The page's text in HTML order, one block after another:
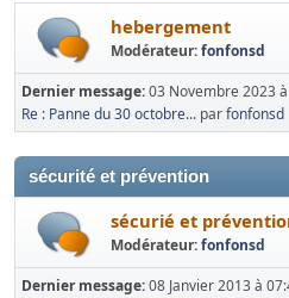
hebergement
Modérateur:fonfonsd
Dernier message:03 Novembre 2023
Re : Panne du 30 octobre... parfonfonsd
sécurité et prévention
sécurié et
Modérateur:fonfonsd
Dernier message:08 Janvier 2013 à